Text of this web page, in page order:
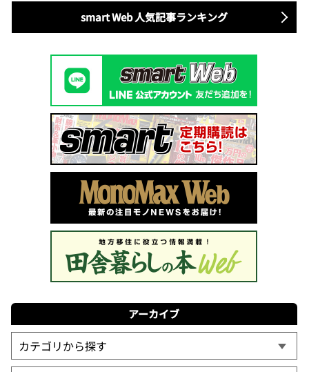
smart Web 人気記事ランキング
アーカイブ